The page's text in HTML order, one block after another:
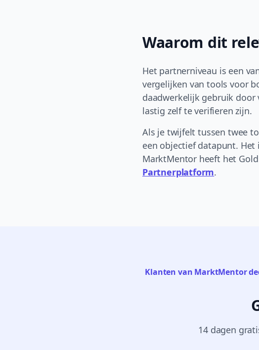
Waarom dit
Het partnerniveau is een
vergelijken van tools voor
daadwerkelijk gebruik door
lastig zelf te verifieren zijn.
Als je twijfelt tussen twee
een objectief datapunt.
MarktMentor heeft het
Partnerplatform.
Klanten van MarktMentor
14 dagen